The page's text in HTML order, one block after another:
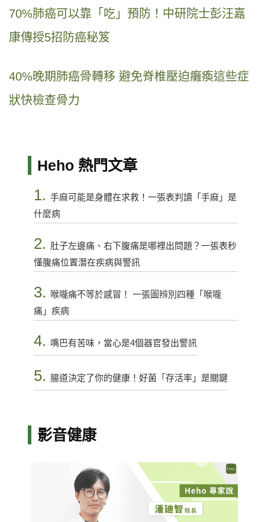
70%肺癌可以靠「吃」預防！中研院士彭汪嘉
康傳授5招防癌秘笈
40%晚期肺癌骨轉移 避免脊椎壓迫癱瘓這些症
狀快檢查骨力
Heho 熱門文章
1. 手麻可能是身體在求救！一張表判讀「手麻」是
什麼病
2. 肚子左邊痛、右下腹痛是哪裡出問題？一張表秒
懂腹痛位置潛在疾病與警訊
3.
喉嚨痛不等於感冒！ 一張圖辨別四種「喉嚨
痛」疾病
4. 嘴巴有苦味，當心是4個器官發出警訊
5. 腸道決定了你的健康！好菌「存活率」是關鍵
影音健康